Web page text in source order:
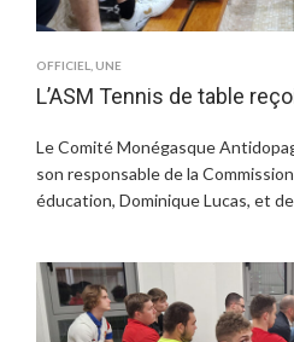
OFFICIEL,UNE
L’ASM Tennis de table
Le Comité Monégasque
son responsable de la
éducation, Dominique Lucas, et